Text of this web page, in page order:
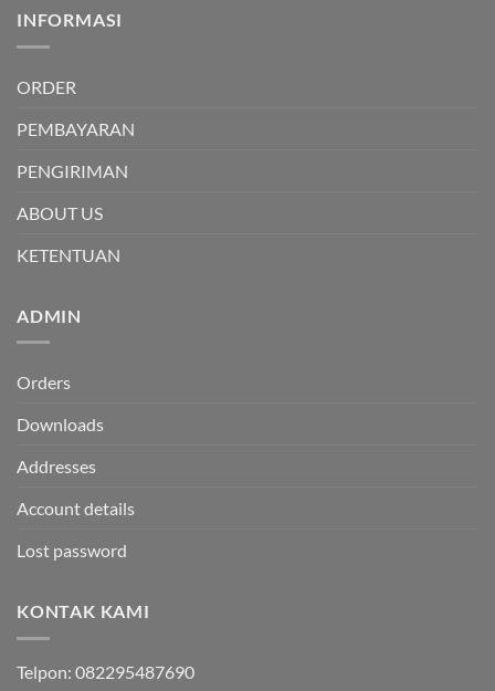
INFORMASI
ORDER
PEMBAYARAN
PENGIRIMAN
ABOUT US
KETENTUAN
ADMIN
Orders
Downloads
Addresses
Account details
Lost password
KONTAK KAMI
Telpon: 082295487690